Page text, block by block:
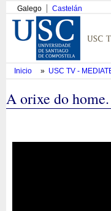
Galego Castelán
Inicio » USC TV -
A orixe do home.